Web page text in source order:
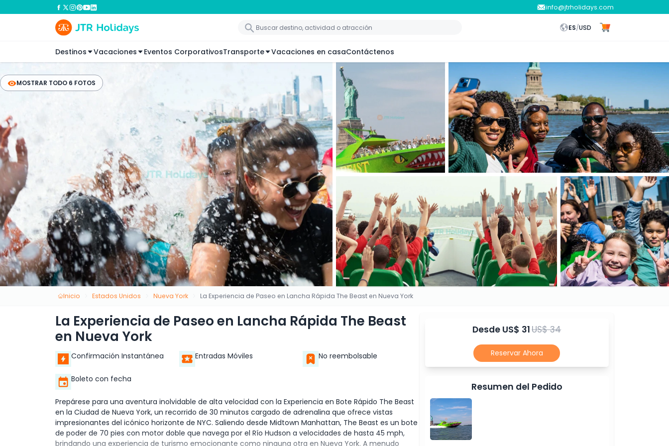
info@jtrholidays.com
ES/USD
Destinos Vacaciones Eventos CorporativosTransporte Vacaciones en casaContáctenos
MOSTRAR TODO 6 FOTOS
Inicio Estados Unidos Nueva York La Experiencia de Paseo en Lancha Rápida The Beast en Nueva York
La Experiencia de Paseo en Lancha Rápida The Beast
en Nueva York
Confirmación Instantánea Entradas Móviles No reembolsable
Boleto con fecha
Prepárese para una aventura inolvidable de alta velocidad con la Experiencia en Bote Rápido The Beast
en la Ciudad de Nueva York, un recorrido de 30 minutos cargado de adrenalina que ofrece vistas
impresionantes del icónico horizonte de NYC. Saliendo desde Midtown Manhattan, The Beast es un bote
de poder de 70 pies con motor doble que navega por el Río Hudson a velocidades de hasta 45 mph,
brindando una experiencia de turismo emocionante como ninguna otra en Nueva York. A menudo
Desde US$ 31US$ 34
Reservar Ahora
Resumen del Pedido